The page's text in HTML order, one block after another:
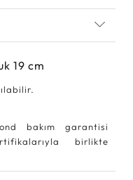
19 cm
bakım garantisi
birlikte